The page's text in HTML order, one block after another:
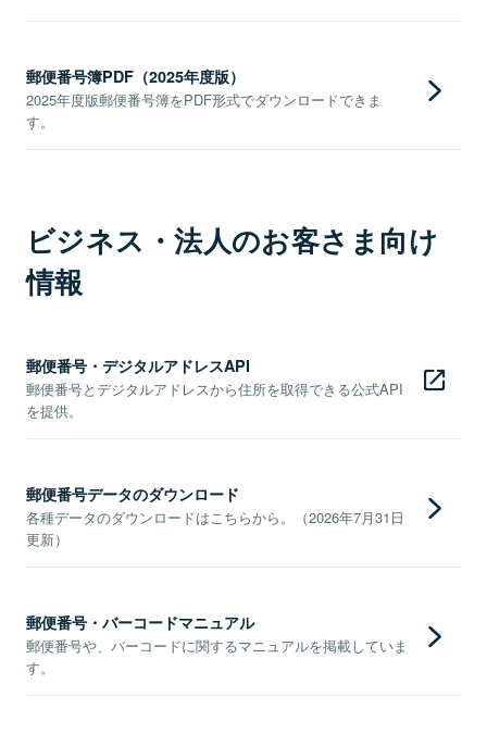
郵便番号簿PDF（2025年度版）
2025年度版郵便番号簿をPDF形式でダウンロードできま
す。
ビジネス・法人のお客さま向け
情報
郵便番号・デジタルアドレスAPI
郵便番号とデジタルアドレスから住所を取得できる公式API
を提供。
郵便番号データのダウンロード
各種データのダウンロードはこちらから。（2026年7月31日
更新）
郵便番号・バーコードマニュアル
郵便番号や、バーコードに関するマニュアルを掲載していま
す。